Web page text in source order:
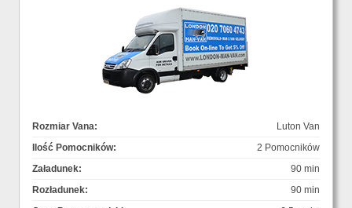
Rozmiar Vana:
Luton Van
Ilość Pomocników:
2 Pomocników
Załadunek:
90 min
Rozładunek:
90 min